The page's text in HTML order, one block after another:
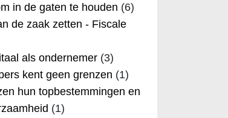
in de gaten te houden (6)
de zaak zetten - Fiscale
als ondernemer(3)
kent geen grenzen (1)
hun topbestemmingen en
(1)